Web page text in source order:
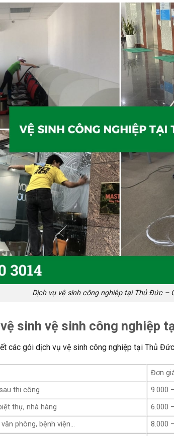
Dịch vụ vệ sinh công nghiệp tại Thủ Đức –
sinh vệ sinh công nghiệp
các gói dịch vụ vệ sinh công nghiệp tại Thủ
Đơn
thi công 9.000
thự, nhà hàng 6.000
phòng, bệnh viện… 8.000